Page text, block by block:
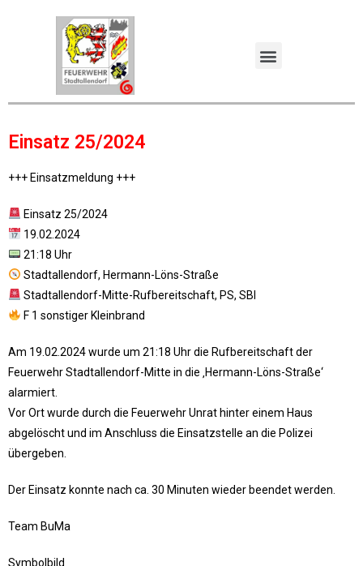
Einsatz 25/2024
+++ Einsatzmeldung +++
Einsatz 25/2024
19.02.2024
21:18 Uhr
Stadtallendorf, Hermann-Löns-Straße
Stadtallendorf-Mitte-Rufbereitschaft, PS, SBI
F 1 sonstiger Kleinbrand
Am 19.02.2024 wurde um 21:18 Uhr die Rufbereitschaft der
Feuerwehr Stadtallendorf-Mitte in die ‚Hermann-Löns-Straße‘
alarmiert.
Vor Ort wurde durch die Feuerwehr Unrat hinter einem Haus
abgelöscht und im Anschluss die Einsatzstelle an die Polizei
übergeben.
Der Einsatz konnte nach ca. 30 Minuten wieder beendet werden.
Team BuMa
Symbolbild